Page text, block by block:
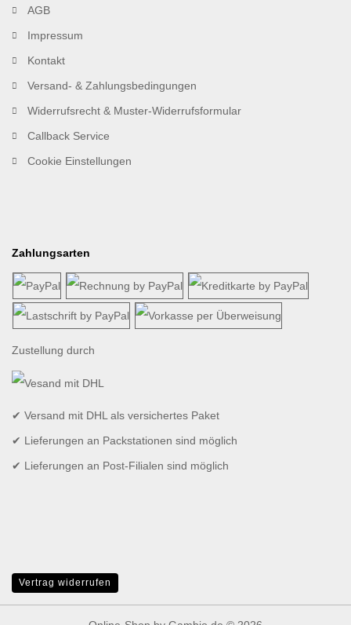
AGB
Impressum
Kontakt
Versand- & Zahlungsbedingungen
Widerrufsrecht & Muster-Widerrufsformular
Callback Service
Cookie Einstellungen
Zahlungsarten
Zustellung durch
✔ Versand mit DHL als versichertes Paket
✔ Lieferungen an Packstationen sind möglich
✔ Lieferungen an Post-Filialen sind möglich
Vertrag widerrufen